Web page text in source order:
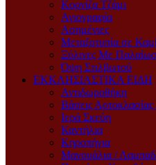
Kορνίζα Tζάμι
Αγιογραφία
Ασημένιες
Μεταξοτυπία σε
Ξύλινες Με
Όψη Στιλβωτού
ΕΚΚΛΗΣΙΑΣΤΙΚΑ ΕΙΔΗ
Αντιδωροθήκη
Βάσεις
Ιερά Σκεύη
Καντήλια
Κηροπήγια
Μανουάλια /